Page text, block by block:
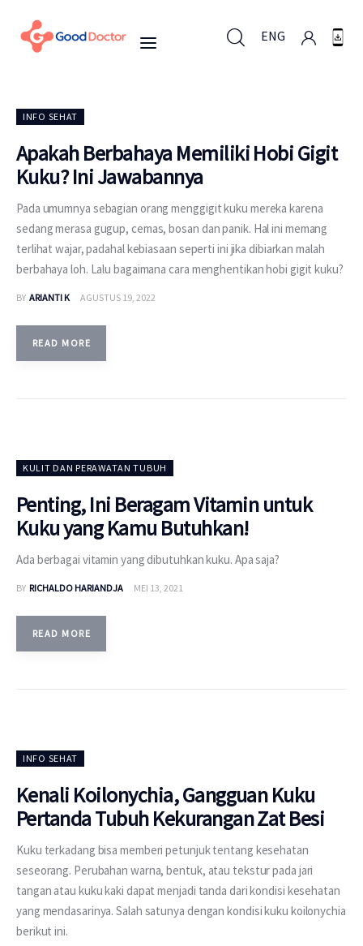
ENG
Untuk Bisnis
Untuk Anda
Mengapa Good Doctor
Berita
Layanan
INFO SEHAT
Apakah Berbahaya Memiliki Hobi Gigit
Kuku? Ini Jawabannya
Pada umumnya sebagian orang menggigit kuku mereka karena
sedang merasa gugup, cemas, bosan dan panik. Hal ini memang
terlihat wajar, padahal kebiasaan seperti ini jika dibiarkan malah
berbahaya loh. Lalu bagaimana cara menghentikan hobi gigit kuku?
BY ARIANTI K AGUSTUS 19, 2022
READ MORE
KULIT DAN PERAWATAN TUBUH
Penting, Ini Beragam Vitamin untuk
Kuku yang Kamu Butuhkan!
Ada berbagai vitamin yang dibutuhkan kuku. Apa saja?
BY RICHALDO HARIANDJA MEI 13, 2021
READ MORE
INFO SEHAT
Kenali Koilonychia, Gangguan Kuku
Pertanda Tubuh Kekurangan Zat Besi
Kuku terkadang bisa memberi petunjuk tentang kesehatan
seseorang. Perubahan warna, bentuk, atau tekstur pada jari
tangan atau kuku kaki dapat menjadi tanda dari kondisi kesehatan
yang mendasarinya. Salah satunya dengan kondisi kuku koilonychia
berikut ini.